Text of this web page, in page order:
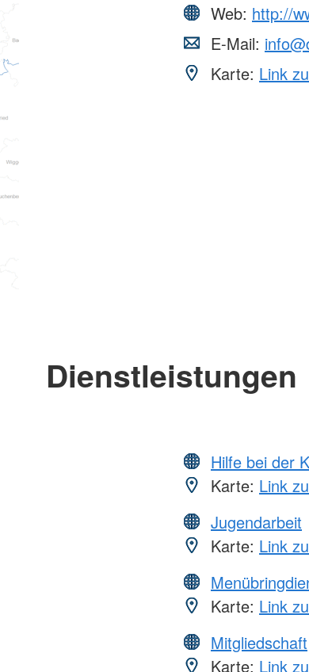
Web: http://
E-Mail:
Karte: Link
Dienstleistungen
Hilfe bei der
Karte: Link
Jugendarbeit
Karte: Link
Karte: Link
Mitgliedschaft
Karte: Link